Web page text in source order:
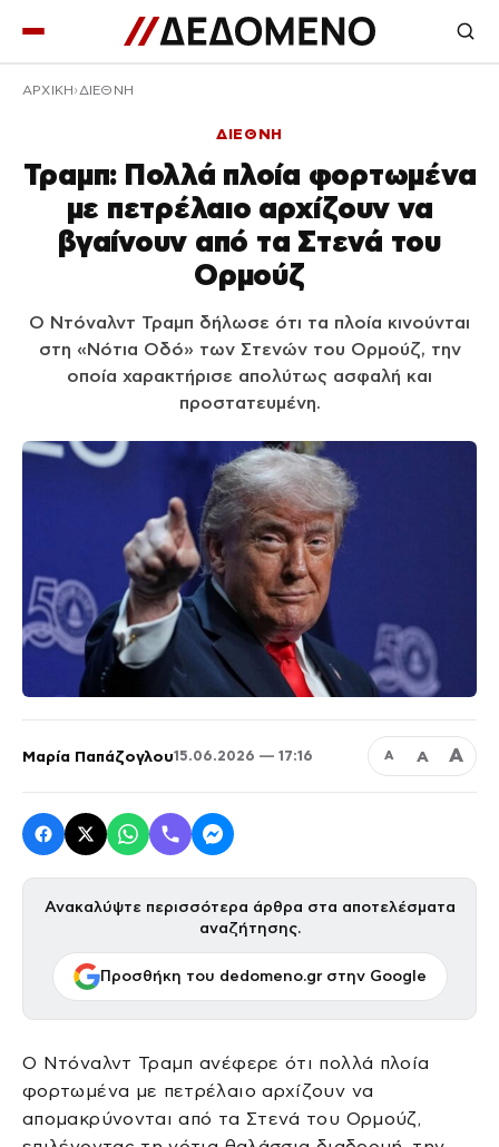
ΑΡΧΙΚΉ ΔΙΕΘΝΗ
ΔΙΕΘΝΗ
Τραμπ: Πολλά πλοία φορτωμένα
με πετρέλαιο αρχίζουν να
βγαίνουν από τα Στενά του
Ορμούζ
Ο Ντόναλντ Τραμπ δήλωσε ότι τα πλοία κινούνται
στη «Νότια Οδό» των Στενών του Ορμούζ, την
οποία χαρακτήρισε απολύτως ασφαλή και
προστατευμένη.
Μαρία Παπάζογλου15.06.2026 — 17:16 Α Α Α
Ανακαλύψτε περισσότερα άρθρα στα αποτελέσματα
αναζήτησης.
Προσθήκη του dedomeno.gr στην Google
Ο Ντόναλντ Τραμπ ανέφερε ότι πολλά πλοία
φορτωμένα με πετρέλαιο αρχίζουν να
απομακρύνονται από τα Στενά του Ορμούζ,